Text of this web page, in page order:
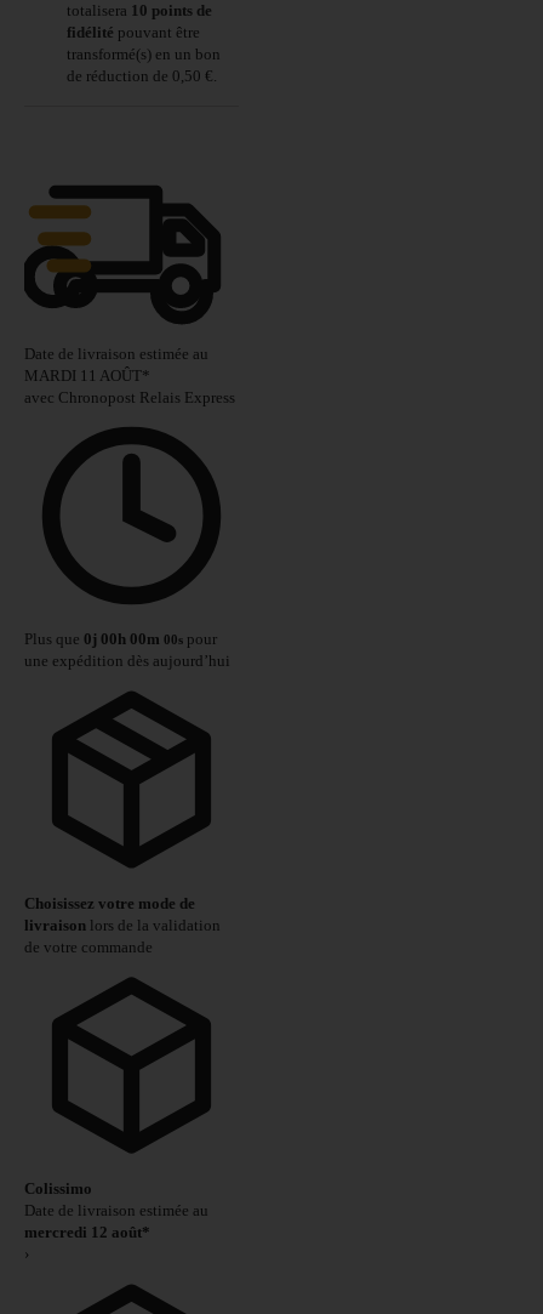
totalisera 10 points de
fidélité pouvant être
transformé(s) en un bon
de réduction de 0,50 €.
Date de livraison estimée au
MARDI 11 AOÛT*
avec Chronopost Relais Express
Plus que 0j 00h 00m 00s pour
une expédition dès aujourd’hui
Choisissez votre mode de
livraison lors de la validation
de votre commande
Colissimo
Date de livraison estimée au
mercredi 12 août*
›